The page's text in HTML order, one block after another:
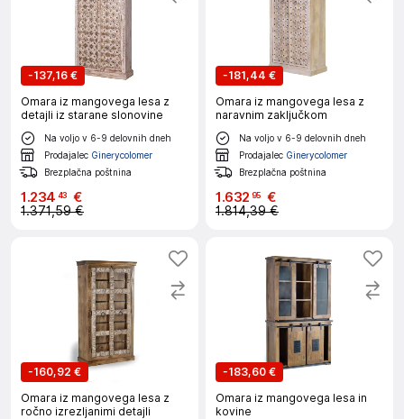
-137,16 €
Omara iz mangovega lesa z
detajli iz starane slonovine
Na voljo v 6-9 delovnih dneh
Prodajalec Ginerycolomer
Brezplačna poštnina
1.234 43 €
1.371,59 €
-181,44 €
Omara iz mangovega lesa z
naravnim zaključkom
Na voljo v 6-9 delovnih dneh
Prodajalec Ginerycolomer
Brezplačna poštnina
1.632 95 €
1.814,39 €
-160,92 €
Omara iz mangovega lesa z
ročno izrezljanimi detajli
-183,60 €
Omara iz mangovega lesa in
kovine